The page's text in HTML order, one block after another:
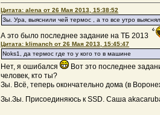
Цитата: alena от 26 Мая 2013, 15:38:52
Зы. Ура, выяснили чей термос , а то все утро
А это было последнее задание на ТБ 2013
Цитата: klimanch от 26 Мая 2013, 15:45:47
Noks1, да термос где то у кого то в машине
Нет, я ошибался
Вот это последнее
человек, кто ты?
Зы. Всё, теперь окончательно дома (в
Зы.Зы. Присоединяюсь к SSD. Саша